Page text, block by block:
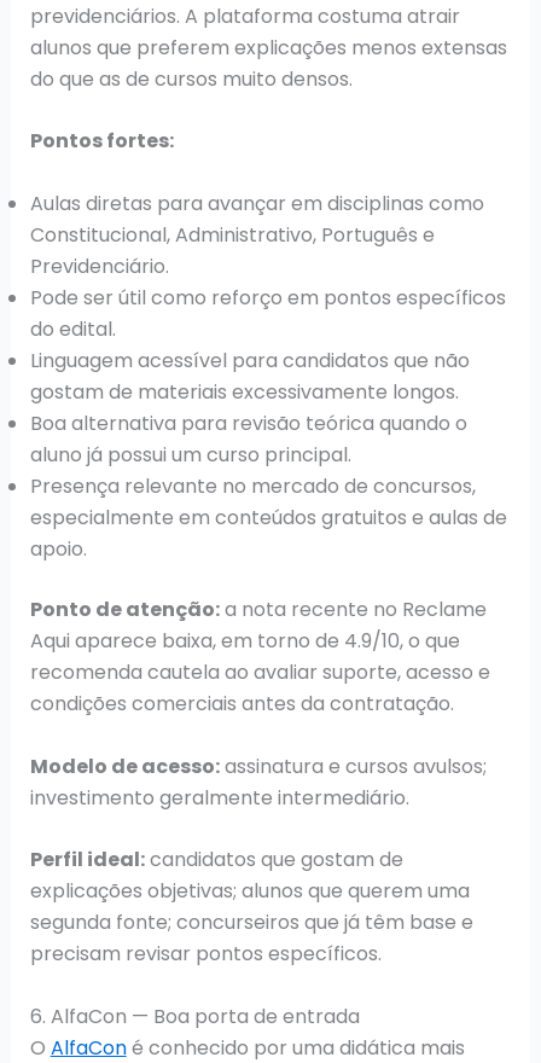
previdenciários. A plataforma costuma atrair
alunos que preferem explicações menos extensas
do que as de cursos muito densos.
Pontos fortes:
Aulas diretas para avançar em disciplinas como
Constitucional, Administrativo, Português e
Previdenciário.
Pode ser útil como reforço em pontos específicos
do edital.
Linguagem acessível para candidatos que não
gostam de materiais excessivamente longos.
Boa alternativa para revisão teórica quando o
aluno já possui um curso principal.
Presença relevante no mercado de concursos,
especialmente em conteúdos gratuitos e aulas de
apoio.
Ponto de atenção:a nota recente no Reclame
Aqui aparece baixa, em torno de 4.9/10, o que
recomenda cautela ao avaliar suporte, acesso e
condições comerciais antes da contratação.
Modelo de acesso:assinatura e cursos avulsos;
investimento geralmente intermediário.
Perfil ideal:candidatos que gostam de
explicações objetivas; alunos que querem uma
segunda fonte; concurseiros que já têm base e
precisam revisar pontos específicos.
6. AlfaCon — Boa porta de entrada
O AlfaConé conhecido por uma didática mais